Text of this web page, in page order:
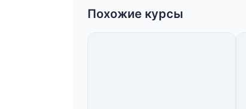
Похожие курсы